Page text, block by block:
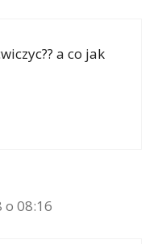
a co jak
08:16